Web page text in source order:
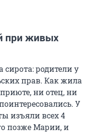
при живых
родители у
прав. Как жила
ни отец, ни
У
изъяли всех 4
позже Марии, и